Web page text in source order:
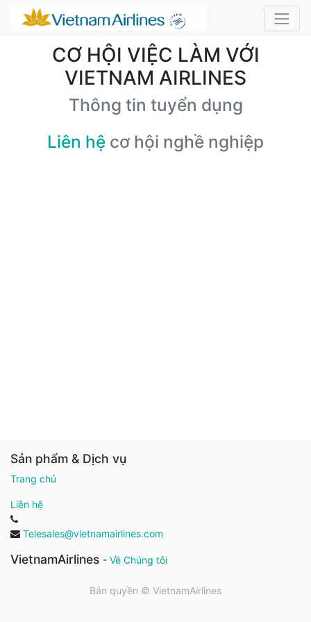
CƠ HỘI VIỆC LÀM VỚI
VIETNAM AIRLINES
Thông tin tuyển dụng
Liên hệ cơ hội nghề nghiệp
Sản phẩm & Dịch vụ
Trang chủ
Liên hệ
Telesales@vietnamairlines.com
VietnamAirlines - Về Chúng tôi
Bản quyền © VietnamAirlines